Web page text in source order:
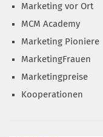
Marketing vor Ort
MCM Academy
Marketing Pioniere
MarketingFrauen
Marketingpreise
Kooperationen